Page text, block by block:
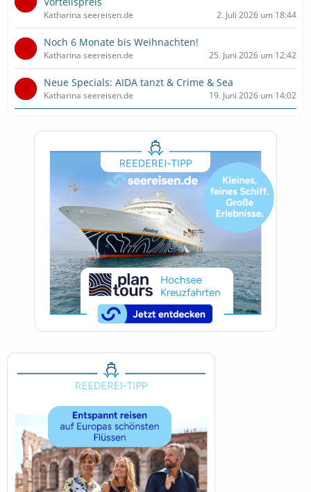
Katharina seereisen.de 2. Juli 2026 um 18:44
Noch 6 Monate bis Weihnachten!
Katharina seereisen.de 25. Juni 2026 um 12:42
Neue Specials: AIDA tanzt & Crime & Sea
Katharina seereisen.de 19. Juni 2026 um 14:02